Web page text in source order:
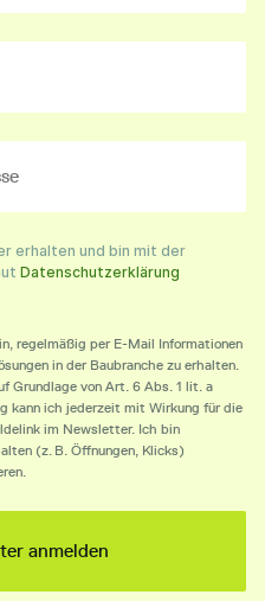
erhalten und bin mit der
Datenschutzerklärung
regelmäßig per E-Mail Informationen
in der Baubranche zu erhalten.
Grundlage von Art. 6 Abs. 1 lit. a
kann ich jederzeit mit Wirkung für die
im Newsletter. Ich bin
(z. B. Öffnungen, Klicks)